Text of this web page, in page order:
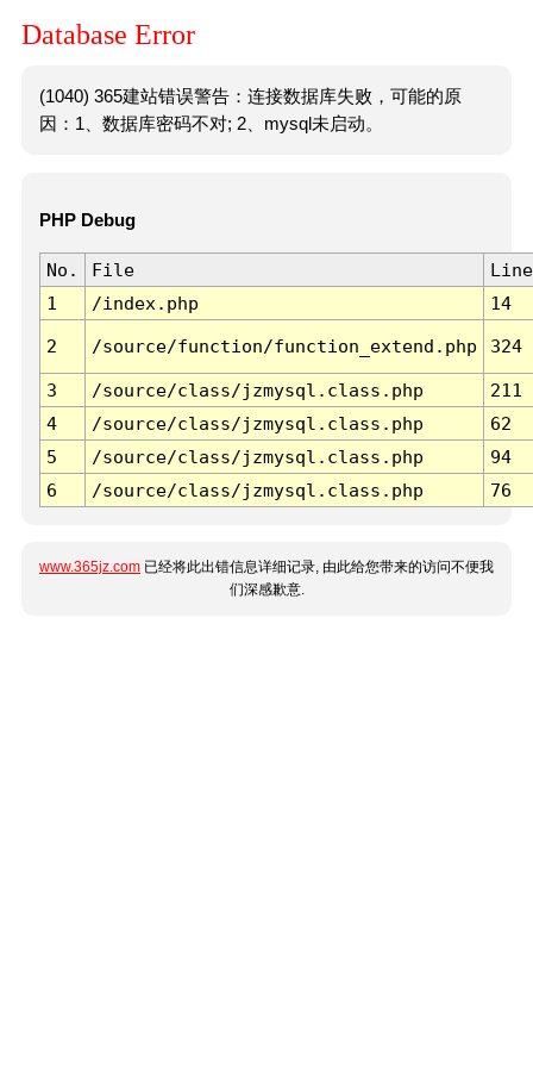
Database Error
(1040) 365建站错误警告：连接数据库失败，可能的原
因：1、数据库密码不对; 2、mysql未启动。
PHP Debug
No. File
Line
1
/index.php 14
2 /source/function/function_extend.php 324
3 /source/class/jzmysql.class.php
211
4
/source/class/jzmysql.class.php
62
5
/source/class/jzmysql.class.php
94
6
/source/class/jzmysql.class.php 76
www.365jz.com 已经将此出错信息详细记录, 由此给您带来的访问不便我
们深感歉意.